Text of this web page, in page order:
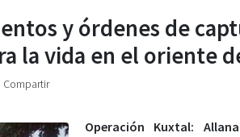
y órdenes de
la vida en el oriente
| Compartir
Operación Kuxtal: